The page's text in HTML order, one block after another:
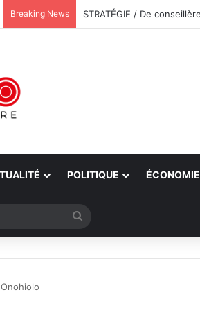
Breaking News
POLITIQUE ÉCONOMIE